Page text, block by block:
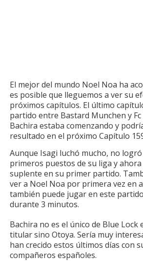
El mejor del mundo Noel Noa ha
es posible que lleguemos a ver su
próximos capítulos. El último
partido entre Bastard Munchen y Fc
Bachira estaba comenzando y
resultado en el próximo Capítulo
Aunque Isagi luchó mucho, no
primeros puestos de su liga y
suplente en su primer partido.
ver a Noel Noa por primera vez en
también puede jugar en este
durante 3 minutos.
Bachira no es el único de Blue Lock
titular sino Otoya. Sería muy
han crecido estos últimos días con
compañeros españoles.